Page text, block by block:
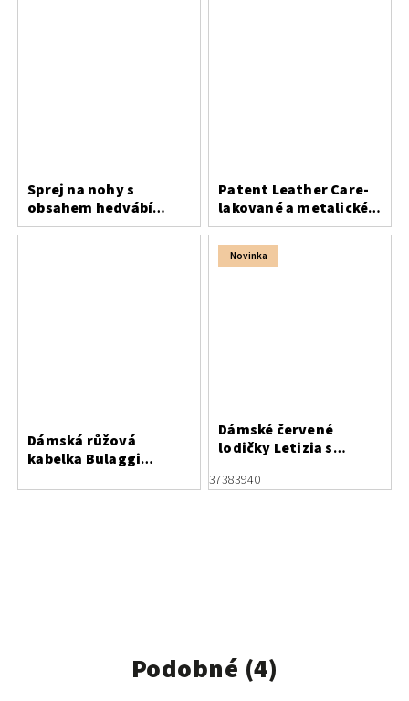
Sprej na nohy s
obsahem hedvábí
Bergal
Patent Leather Care-
lakované a metalické
usně
Dámská růžová
kabelka Bulaggi
Novinka
Dámské červené
lodičky Letizia s
stylovou ozdobou
37383940
Podobné (4)